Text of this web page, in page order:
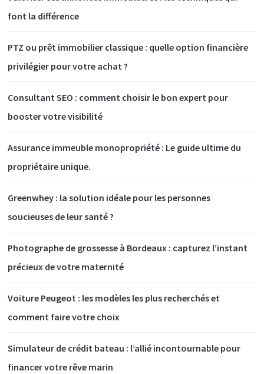
font la différence
PTZ ou prêt immobilier classique : quelle option financière
privilégier pour votre achat ?
Consultant SEO : comment choisir le bon expert pour
booster votre visibilité
Assurance immeuble monopropriété : Le guide ultime du
propriétaire unique.
Greenwhey : la solution idéale pour les personnes
soucieuses de leur santé ?
Photographe de grossesse à Bordeaux : capturez l’instant
précieux de votre maternité
Voiture Peugeot : les modèles les plus recherchés et
comment faire votre choix
Simulateur de crédit bateau : l’allié incontournable pour
financer votre rêve marin